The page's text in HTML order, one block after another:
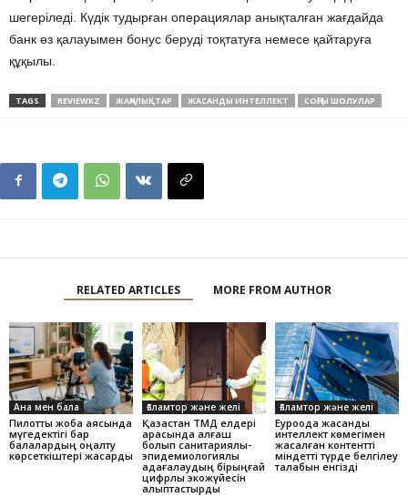
шегеріледі. Күдік тудырған операциялар анықталған жағдайда
банк өз қалауымен бонус беруді тоқтатуға немесе қайтаруға
құқылы.
TAGS REVIEWKZ ЖАҢАЛЫҚТАР ЖАСАНДЫ ИНТЕЛЛЕКТ СОҢҒЫ ШОЛУЛАР
RELATED ARTICLES MORE FROM AUTHOR
Ана мен бала
Пилоттық жоба аясында
мүгедектігі бар
балалардың оңалту
көрсеткіштері жақсарды
Ғаламтор және желі
Қазақстан ТМД елдері
арасында алғаш
болып санитариялық-
эпидемиологиялық
қадағалаудың бірыңғай
цифрлық экожүйесін
қалыптастырды
Ғаламтор және желі
Еуроодақ жасанды
интеллект көмегімен
жасалған контентті
міндетті түрде белгілеу
талабын енгізді